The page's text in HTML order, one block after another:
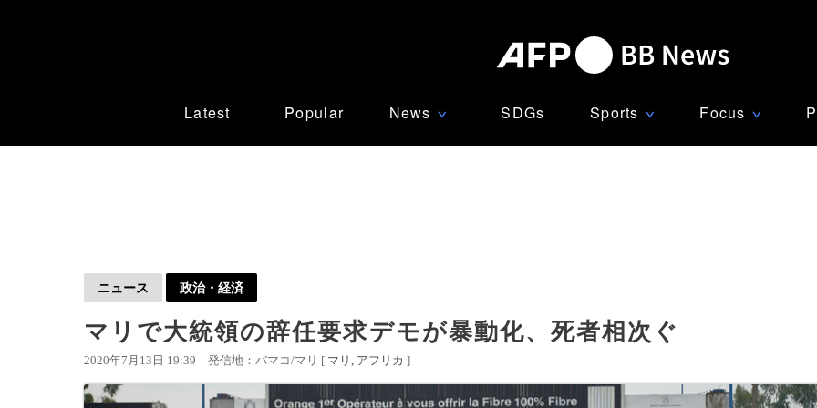
Latest Popular News ∨ SDGs Sports ∨ Focus ∨
ニュース 政治・経済
マリで大統領の辞任要求デモが暴動化、死者相次ぐ
2020年7月13日 19:39 発信地：バマコ/マリ [ マリ アフリカ ]